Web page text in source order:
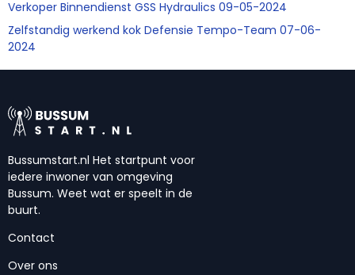
Verkoper Binnendienst GSS Hydraulics 09-05-2024
Zelfstandig werkend kok Defensie Tempo-Team 07-06-
2024
Bussumstart.nl Het startpunt voor
iedere inwoner van omgeving
Bussum. Weet wat er speelt in de
buurt.
Contact
Over ons